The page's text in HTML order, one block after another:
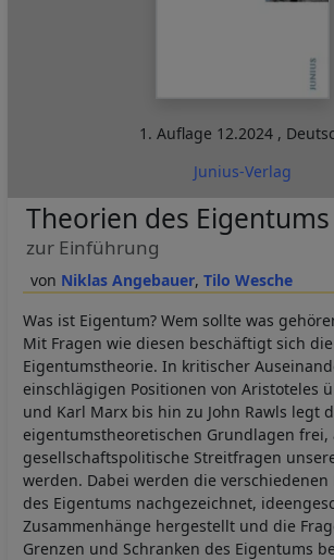
1. Auflage 12.2024 ,
Junius-Verlag
Niklas Angebauer Tilo Wesche
Theorien des Eigentums
zur Einführung
Was ist Eigentum? Wem sollte was
Mit Fragen wie diesen beschäftigt sich
Eigentumstheorie. In kritischer
einschlägigen Positionen von Aristoteles
und Karl Marx bis hin zu John Rawls legt
eigentumstheoretischen Grundlagen frei,
gesellschaftspolitische Streitfragen
werden. Dabei werden die
des Eigentums nachgezeichnet,
Zusammenhänge hergestellt und die
Grenzen und Schranken des Eigentums